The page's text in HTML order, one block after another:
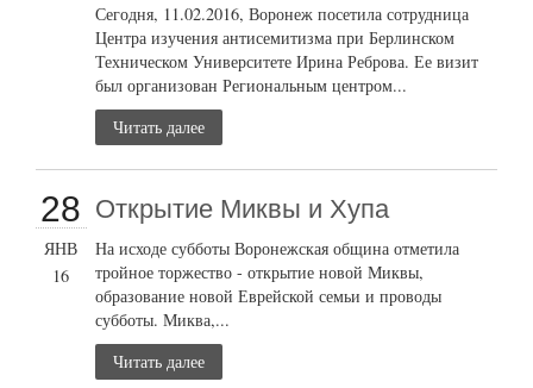
Сегодня, 11.02.2016, Воронеж посетила сотрудница
Центра изучения антисемитизма при Берлинском
Техническом Университете Ирина Реброва. Ее визит
был организован Региональным центром...
Читать далее
28
ЯНВ
16
Открытие Миквы и Хупа
На исходе субботы Воронежская община отметила
тройное торжество - открытие новой Миквы,
образование новой Еврейской семьи и проводы
субботы. Миква,...
Читать далее